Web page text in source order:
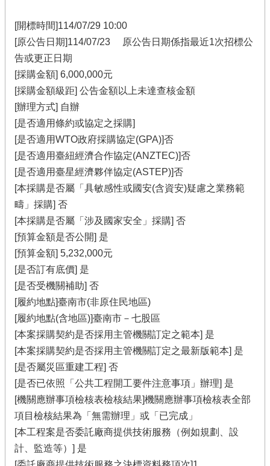
[開標時間]114/07/29 10:00
[原公告日期]114/07/23 原公告日期係指最近1次招標公
告或更正日期
[採購金額] 6,000,000元
[採購金額級距] 公告金額以上未達查核金額
[辦理方式] 自辦
[是否適用條約或協定之採購]
[是否適用WTO政府採購協定(GPA)]否
[是否適用臺紐經濟合作協定(ANZTEC)]否
[是否適用臺星經濟夥伴協定(ASTEP)]否
[本採購是否屬「具敏感性或國安(含資安)疑慮之業務範
疇」採購] 否
[本採購是否屬「涉及國家安全」採購] 否
[預算金額是否公開] 是
[預算金額] 5,232,000元
[是否訂有底價] 是
[是否受機關補助] 否
[履約地點]臺南市(非原住民地區)
[履約地點(含地區)]臺南市－七股區
[本案採購契約是否採用主管機關訂定之範本] 是
[本案採購契約是否採用主管機關訂定之最新版範本] 是
[是否屬災區重建工程] 否
[是否已依照「公共工程開工要件注意事項」辦理] 是
[機關應辦事項檢核表檢核結果]機關應辦事項檢核表全部
項目檢核結果為「無需辦理」或「已完成」
[本工程案是否委託廠商提供技術服務（例如規劃、設
計、監造等）] 是